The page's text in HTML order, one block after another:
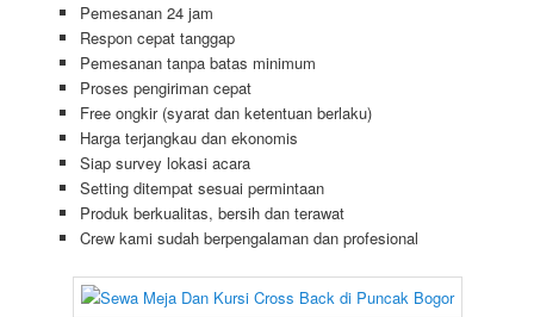
Pemesanan 24 jam
Respon cepat tanggap
Pemesanan tanpa batas minimum
Proses pengiriman cepat
Free ongkir (syarat dan ketentuan berlaku)
Harga terjangkau dan ekonomis
Siap survey lokasi acara
Setting ditempat sesuai permintaan
Produk berkualitas, bersih dan terawat
Crew kami sudah berpengalaman dan profesional